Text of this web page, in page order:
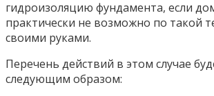
гидроизоляцию фундамента, если
практически не возможно по такой
своими руками.
Перечень действий в этом случае
следующим образом: